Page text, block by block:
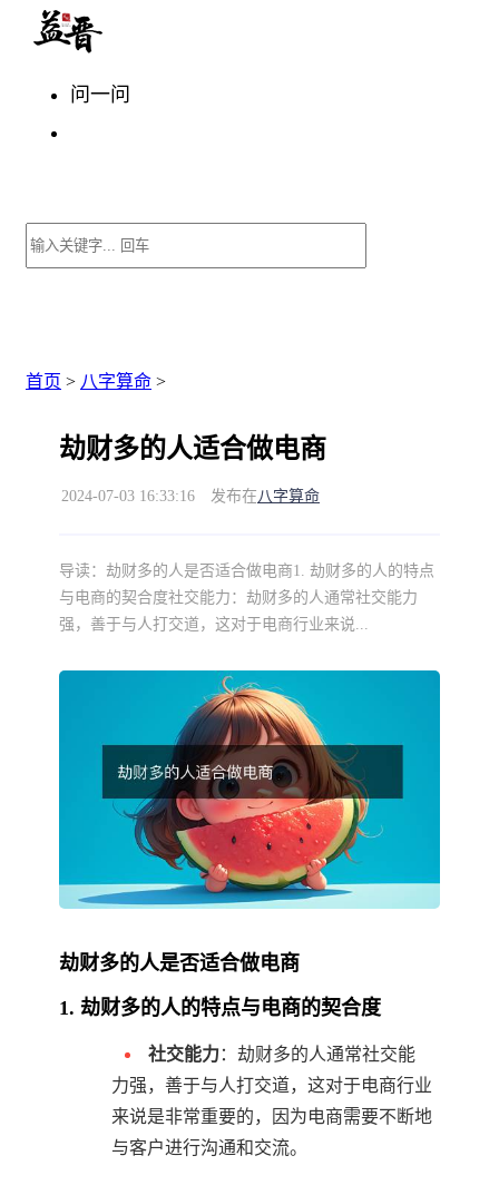
问一问
首页 > 八字算命 >
劫财多的人适合做电商
2024-07-03 16:33:16 发布在八字算命
导读： 劫财多的人是否适合做电商1. 劫财多的人的特点
与电商的契合度社交能力：劫财多的人通常社交能力
强，善于与人打交道，这对于电商行业来说...
劫财多的人是否适合做电商
1. 劫财多的人的特点与电商的契合度
社交能力：劫财多的人通常社交能
力强，善于与人打交道，这对于电商行业
来说是非常重要的，因为电商需要不断地
与客户进行沟通和交流。